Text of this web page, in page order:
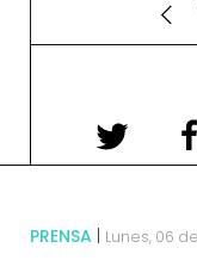
PRENSA Lunes, 06